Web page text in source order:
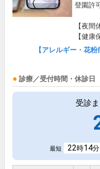
登園許
【夜間
【健康
【アレルギー・花
診療／受付時間・休診日
受診
最短 22時14